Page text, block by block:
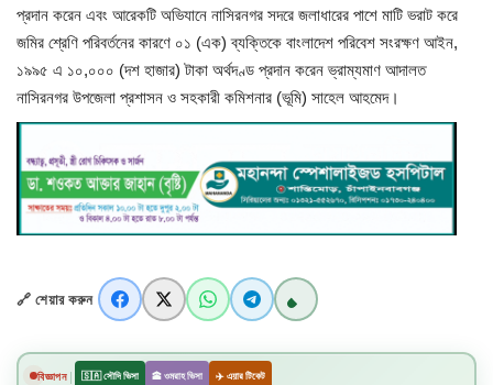
জাতীয়
আন্তর্জাতিক
স্বাস্থ্য
বিজ্ঞান ও প্রযুক্তি
খেলাধুলা
প্রদান করেন এবং আরেকটি অভিযানে নাসিরনগর সদরে জলাধারের পাশে মাটি ভরাট করে
জমির শ্রেণি পরিবর্তনের কারণে ০১ (এক) ব্যক্তিকে বাংলাদেশ পরিবেশ সংরক্ষণ আইন,
১৯৯৫ এ ১০,০০০ (দশ হাজার) টাকা অর্থদণ্ড প্রদান করেন ভ্রাম্যমাণ আদালত
নাসিরনগর উপজেলা প্রশাসন ও সহকারী কমিশনার (ভূমি) সাহেল আহমেদ।
🔗 শেয়ার করুন
বিজ্ঞাপন | 🇸🇦 সৌদি ভিসা 🕋 ওমরাহ ভিসা ✈️ এয়ার টিকেট